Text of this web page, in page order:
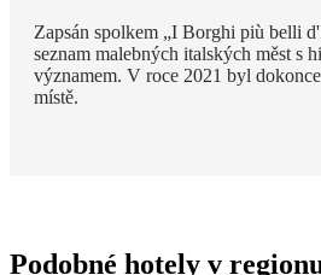
Zapsán spolkem „I Borghi più belli
seznam malebných italských měst s
významem. V roce 2021 byl
místě.
Podobné hotely v